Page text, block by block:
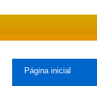
Página inicial